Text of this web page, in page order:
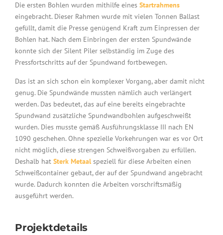
Die ersten Bohlen wurden mithilfe eines Startrahmens
eingebracht. Dieser Rahmen wurde mit vielen Tonnen Ballast
gefüllt, damit die Presse genügend Kraft zum Einpressen der
Bohlen hat. Nach dem Einbringen der ersten Spundwände
konnte sich der Silent Piler selbständig im Zuge des
Pressfortschritts auf der Spundwand fortbewegen.
Das ist an sich schon ein komplexer Vorgang, aber damit nicht
genug. Die Spundwände mussten nämlich auch verlängert
werden. Das bedeutet, das auf eine bereits eingebrachte
Spundwand zusätzliche Spundwandbohlen aufgeschweißt
wurden. Dies musste gemäß Ausführungsklasse III nach EN
1090 geschehen. Ohne spezielle Vorkehrungen war es vor Ort
nicht möglich, diese strengen Schweißvorgaben zu erfüllen.
Deshalb hat Sterk Metaal speziell für diese Arbeiten einen
Schweißcontainer gebaut, der auf der Spundwand angebracht
wurde. Dadurch konnten die Arbeiten vorschriftsmäßig
ausgeführt werden.
Projektdetails